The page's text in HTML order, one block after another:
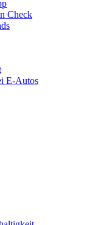
Check
E-Autos